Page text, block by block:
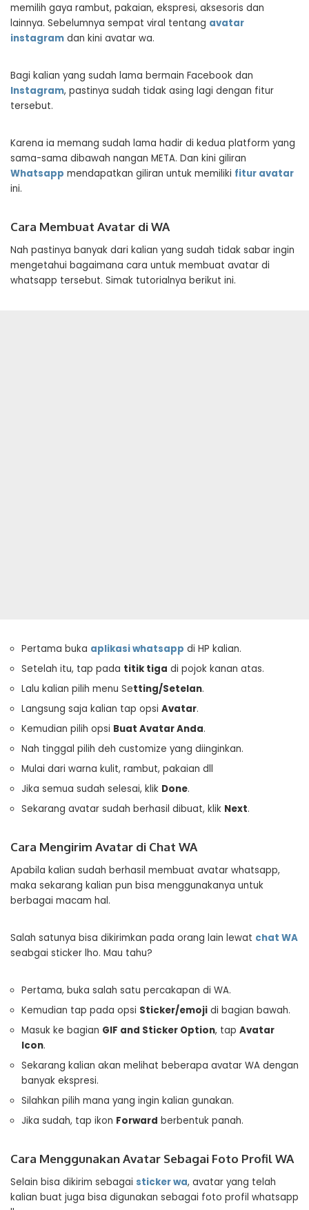
memilih gaya rambut, pakaian, ekspresi, aksesoris dan
lainnya. Sebelumnya sempat viral tentang avatar
instagram dan kini avatar wa.
Bagi kalian yang sudah lama bermain Facebook dan
Instagram, pastinya sudah tidak asing lagi dengan fitur
tersebut.
Karena ia memang sudah lama hadir di kedua platform yang
sama-sama dibawah nangan META. Dan kini giliran
Whatsapp mendapatkan giliran untuk memiliki fitur avatar
ini.
Cara Membuat Avatar di WA
Nah pastinya banyak dari kalian yang sudah tidak sabar ingin
mengetahui bagaimana cara untuk membuat avatar di
whatsapp tersebut. Simak tutorialnya berikut ini.
Pertama buka aplikasi whatsapp di HP kalian.
Setelah itu, tap pada titik tiga di pojok kanan atas.
Lalu kalian pilih menu Setting/Setelan.
Langsung saja kalian tap opsi Avatar.
Kemudian pilih opsi Buat Avatar Anda.
Nah tinggal pilih deh customize yang diinginkan.
Mulai dari warna kulit, rambut, pakaian dll
Jika semua sudah selesai, klik Done.
Sekarang avatar sudah berhasil dibuat, klik Next.
Cara Mengirim Avatar di Chat WA
Apabila kalian sudah berhasil membuat avatar whatsapp,
maka sekarang kalian pun bisa menggunakanya untuk
berbagai macam hal.
Salah satunya bisa dikirimkan pada orang lain lewat chat WA
seabgai sticker lho. Mau tahu?
Pertama, buka salah satu percakapan di WA.
Kemudian tap pada opsi Sticker/emoji di bagian bawah.
Masuk ke bagian GIF and Sticker Option, tap Avatar
Icon.
Sekarang kalian akan melihat beberapa avatar WA dengan
banyak ekspresi.
Silahkan pilih mana yang ingin kalian gunakan.
Jika sudah, tap ikon Forward berbentuk panah.
Cara Menggunakan Avatar Sebagai Foto Profil WA
Selain bisa dikirim sebagai sticker wa, avatar yang telah
kalian buat juga bisa digunakan sebagai foto profil whatsapp